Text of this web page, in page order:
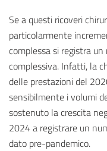
Se a questi ricoveri
particolarmente
complessa si registra
complessiva. Infatti, la
delle prestazioni del
sensibilmente i volumi
sostenuto la crescita
2024 a registrare un
dato pre-pandemico.